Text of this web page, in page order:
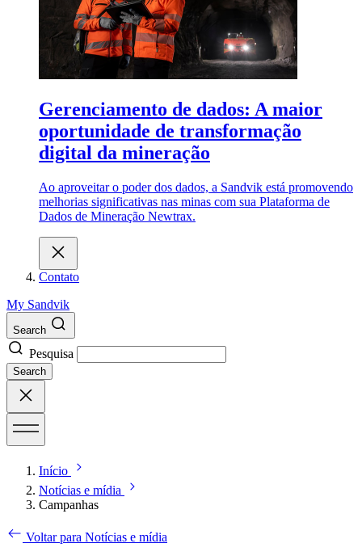
Gerenciamento de dados: A maior
oportunidade de transformação
digital da mineração
Ao aproveitar o poder dos dados, a Sandvik está promovendo
melhorias significativas nas minas com sua Plataforma de
Dados de Mineração Newtrax.
Contato
My Sandvik
Search
Pesquisa
Search
Início
Notícias e mídia
Campanhas
Voltar para Notícias e mídia